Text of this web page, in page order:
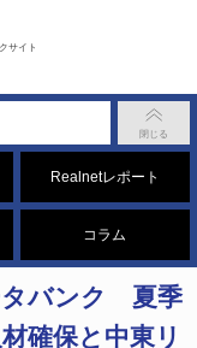
サイト
Realnetレポート
コラム
タバンク 夏季
確保と中東リ